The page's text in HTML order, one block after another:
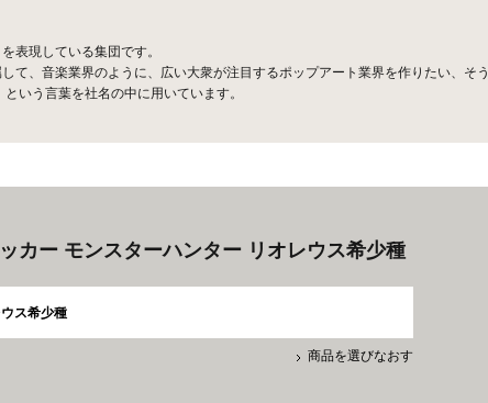
表現している集団です。
て、音楽業界のように、広い大衆が注目するポップアート業界を作りたい、そう
いう言葉を社名の中に用いています。
カー モンスターハンター リオレウス希少種
ス希少種
商品を選びなおす